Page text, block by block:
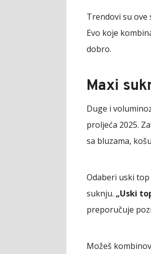
Trendovi su ove
Evo koje
dobro.
Maxi
Duge i
proljeća 2025.
sa bluzama,
Odaberi uski
suknju. „Uski
preporučuje
Možeš